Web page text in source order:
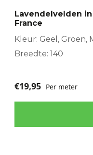
Lavendelvelden
France
Kleur: Geel, Groen,
Breedte: 140
€19,95 Per meter